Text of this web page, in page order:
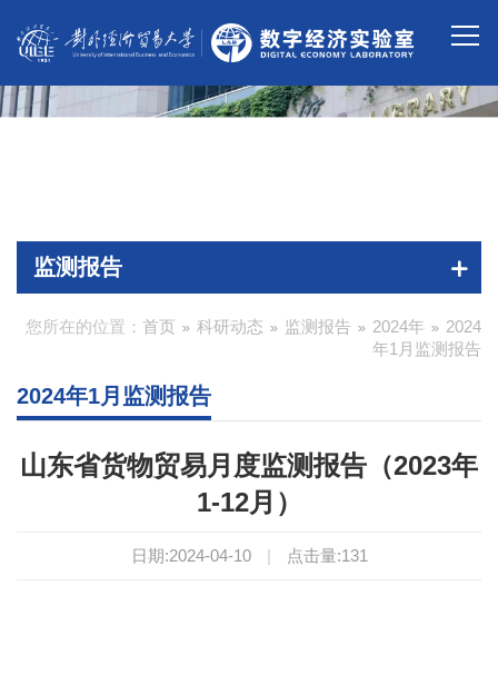
监测报告
您所在的位置： 首页 科研动态 监测报告 2024年
2024
年1月监测报告
2024年1月监测报告
山东省货物贸易月度监测报告（2023年
1-12月）
日期:2024-04-10 | 点击量:131